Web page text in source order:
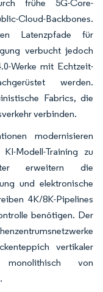
frühe 5G-Core-
Cloud-Backbones.
Latenzpfade für
verbucht jedoch
Werke mit Echtzeit-
werden.
Fabrics, die
verbinden.
modernisieren
Modell-Training zu
erweitern die
und elektronische
4K/8K-Pipelines
benötigen. Der
vertikaler
von